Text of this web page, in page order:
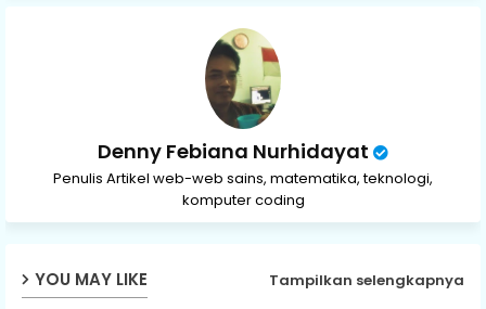
Denny Febiana Nurhidayat
Penulis Artikel web-web sains, matematika, teknologi,
komputer coding
YOU MAY LIKE Tampilkan selengkapnya